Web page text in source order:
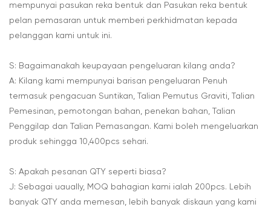
mempunyai pasukan reka bentuk dan Pasukan reka bentuk
pelan pemasaran untuk memberi perkhidmatan kepada
pelanggan kami untuk ini.
S: Bagaimanakah keupayaan pengeluaran kilang anda?
A: Kilang kami mempunyai barisan pengeluaran Penuh
termasuk pengacuan Suntikan, Talian Pemutus Graviti, Talian
Pemesinan, pemotongan bahan, penekan bahan, Talian
Penggilap dan Talian Pemasangan. Kami boleh mengeluarkan
produk sehingga 10,400pcs sehari.
S: Apakah pesanan QTY seperti biasa?
J: Sebagai uaually, MOQ bahagian kami ialah 200pcs. Lebih
banyak QTY anda memesan, lebih banyak diskaun yang kami